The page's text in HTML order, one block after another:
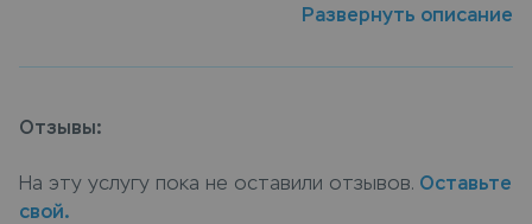
отремонтируют и выполнят укорачивание рукавов
приема Leda, или заказать ремонт с доставкой на
когда все будет готов.
Развернуть описание
Отзывы:
На эту услугу пока не оставили отзывов. Оставьте
свой.